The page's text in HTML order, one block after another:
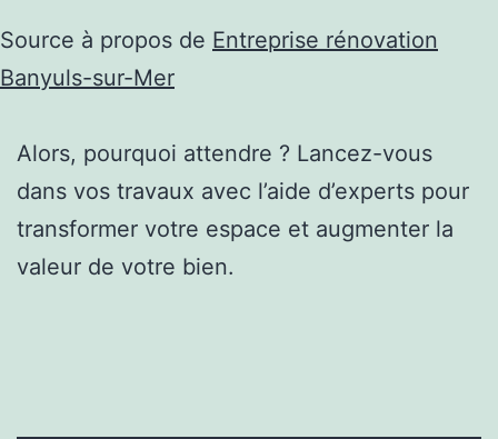
Source à propos de Entreprise rénovation
Banyuls-sur-Mer
Alors, pourquoi attendre ? Lancez-vous
dans vos travaux avec l’aide d’experts pour
transformer votre espace et augmenter la
valeur de votre bien.